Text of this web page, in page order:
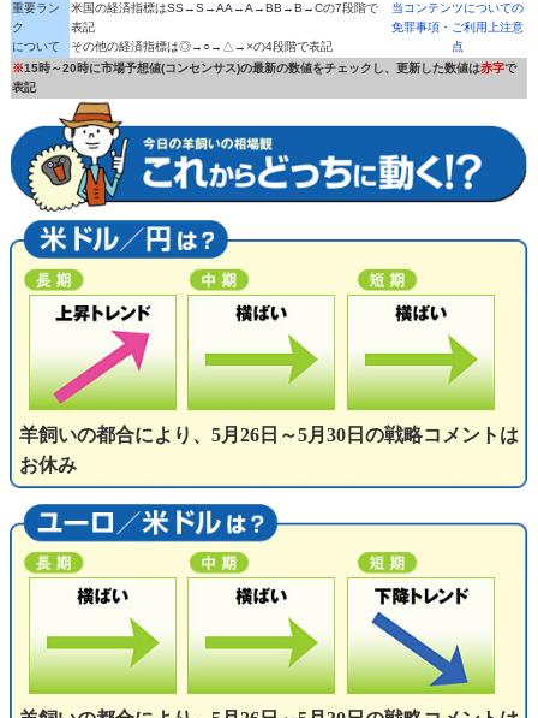
重要ラン
ク
について
米国の経済指標はSS→S→AA→A→BB→B→Cの7段階で
表記
その他の経済指標は◎→○→△→×の4段階で表記
当コンテンツについての
免罪事項・ご利用上注意
点
※15時～20時に市場予想値(コンセンサス)の最新の数値をチェックし、更新した数値は赤字で
表記
羊飼いの都合により、5月26日～5月30日の戦略コメントは
お休み